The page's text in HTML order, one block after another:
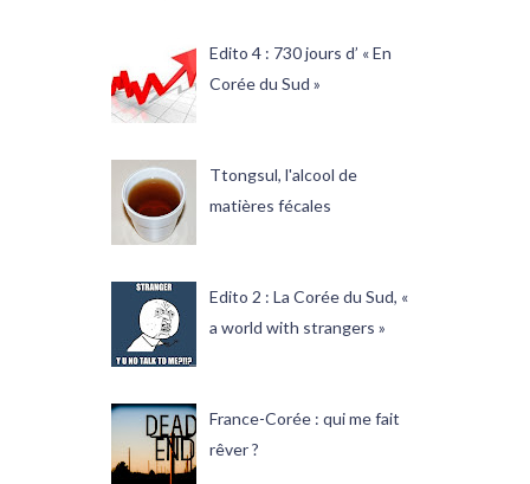
Edito 4 : 730 jours d’ « En
Corée du Sud »
Ttongsul, l'alcool de
matières fécales
Edito 2 : La Corée du Sud, «
a world with strangers »
France-Corée : qui me fait
rêver ?